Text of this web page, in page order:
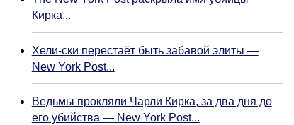
Кирка...
Хели-ски перестаёт быть забавой элиты —
New York Post...
Ведьмы прокляли Чарли Кирка, за два дня до
его убийства — New York Post...